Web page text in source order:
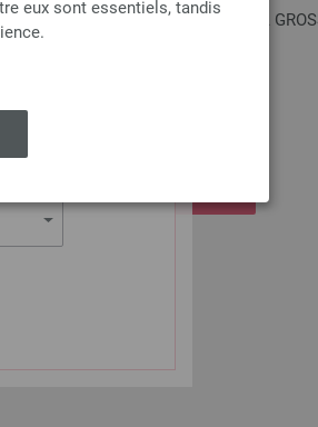
eux sont essentiels, tandis
design en bois Multicolor LANA
TVA, frais de port